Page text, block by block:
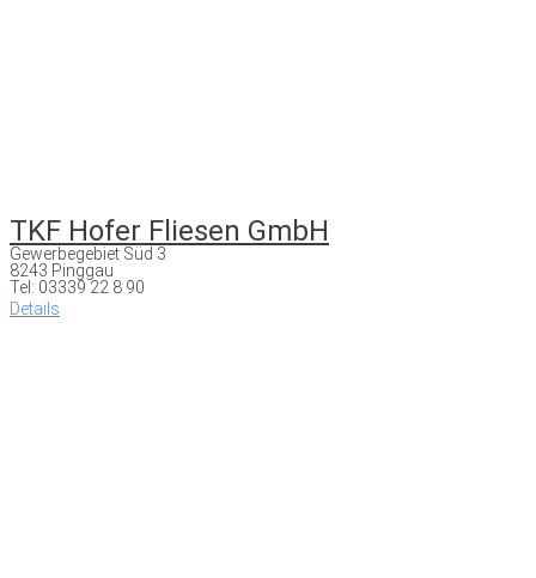
TKF Hofer Fliesen GmbH
Gewerbegebiet Süd 3
8243 Pinggau
Tel: 03339 22 8 90
Details